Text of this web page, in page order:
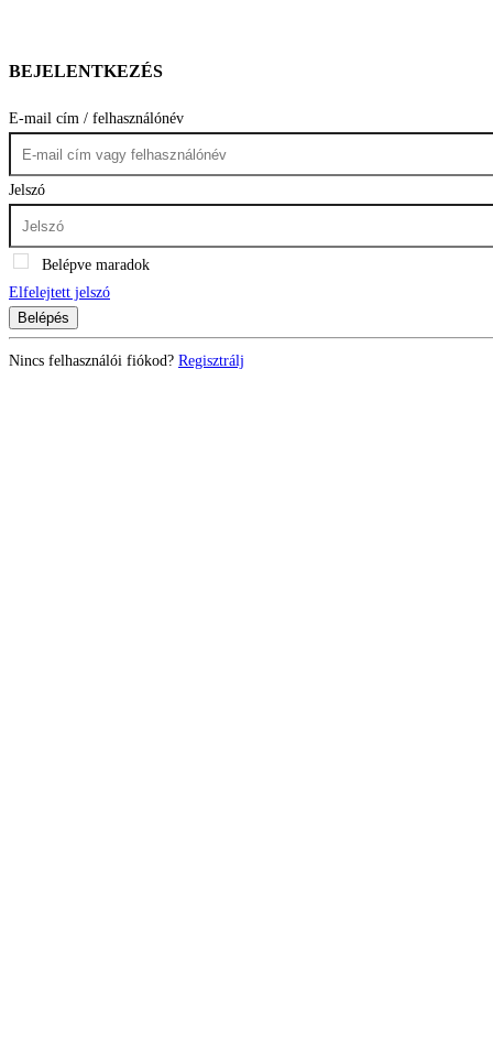
BEJELENTKEZÉS
E-mail cím / felhasználónév
Jelszó
Belépve maradok
Elfelejtett jelszó
Belépés
Nincs felhasználói fiókod? Regisztrálj